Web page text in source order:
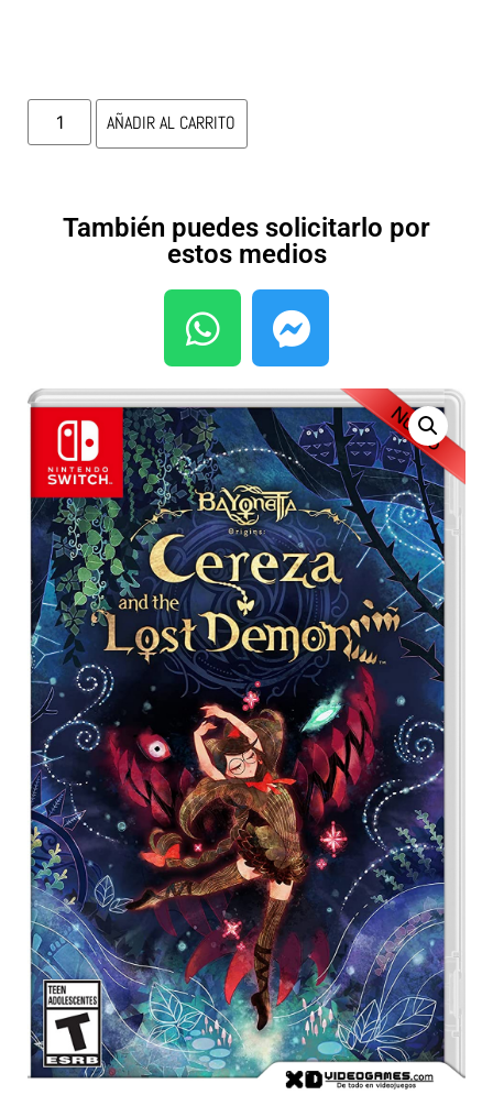
AÑADIR AL CARRITO
También puedes solicitarlo por
estos medios